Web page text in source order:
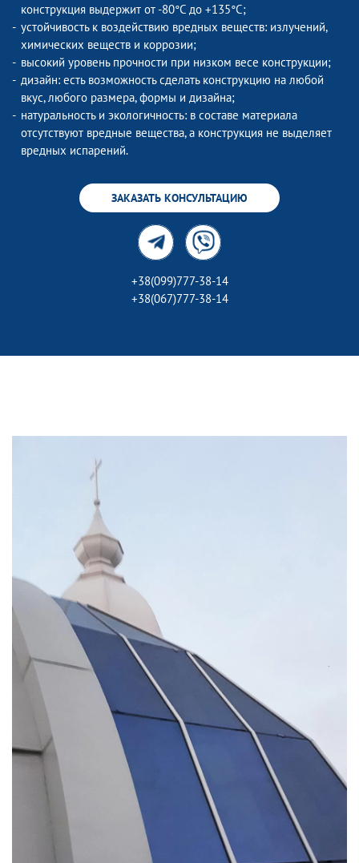
конструкция выдержит от -80°C до +135°C;
устойчивость к воздействию вредных веществ: излучений,
химических веществ и коррозии;
высокий уровень прочности при низком весе конструкции;
дизайн: есть возможность сделать конструкцию на любой
вкус, любого размера, формы и дизайна;
натуральность и экологичность: в составе материала
отсутствуют вредные вещества, а конструкция не выделяет
вредных испарений.
ЗАКАЗАТЬ КОНСУЛЬТАЦИЮ
+38(099)777-38-14
+38(067)777-38-14